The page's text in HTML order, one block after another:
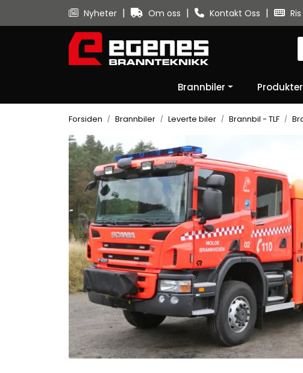
Skip to main contentNyheter | Om oss | Kontakt Oss |
Brannbiler Produkter
Forsiden Brannbiler Leverte biler Brannbil - TLF